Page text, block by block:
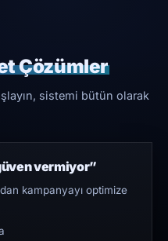
Çözümler
sistemi bütün olarak
vermiyor”
kampanyayı optimize